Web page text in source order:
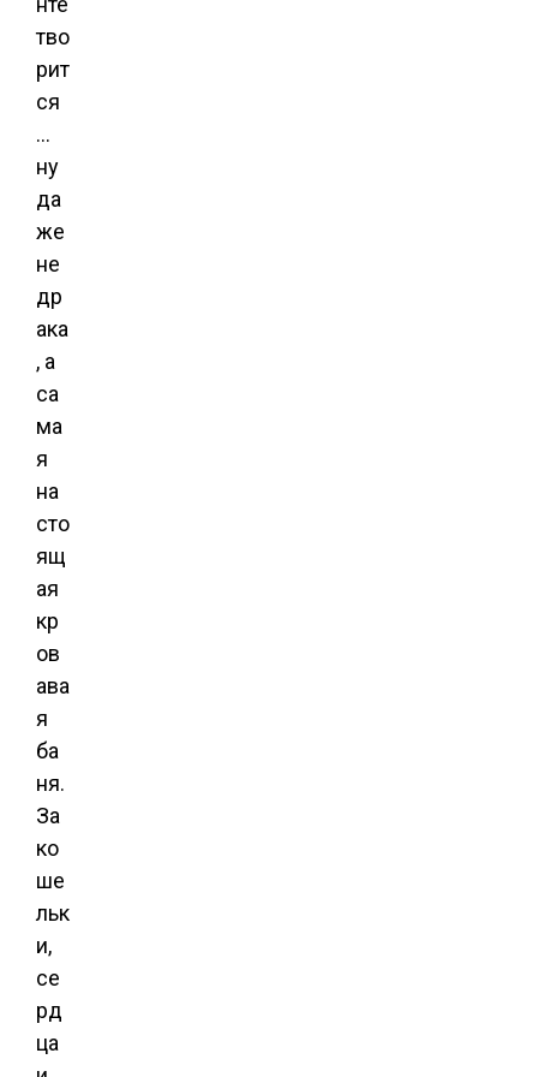
тво
рит
ся
…
ну
да
же
не
др
ака
, а
са
ма
я
на
сто
ящ
ая
кр
ов
ава
я
ба
ня.
За
ко
ше
льк
и,
се
рд
ца